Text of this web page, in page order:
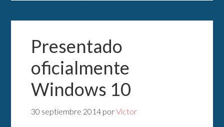
Presentado
oficialmente
Windows 10
30 septiembre 2014 porVictor